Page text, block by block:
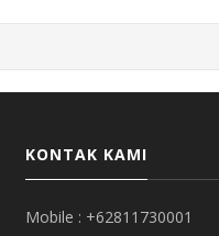
KONTAK KAMI
Mobile : +62811730001